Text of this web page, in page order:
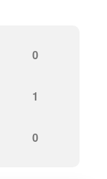
0
1
0